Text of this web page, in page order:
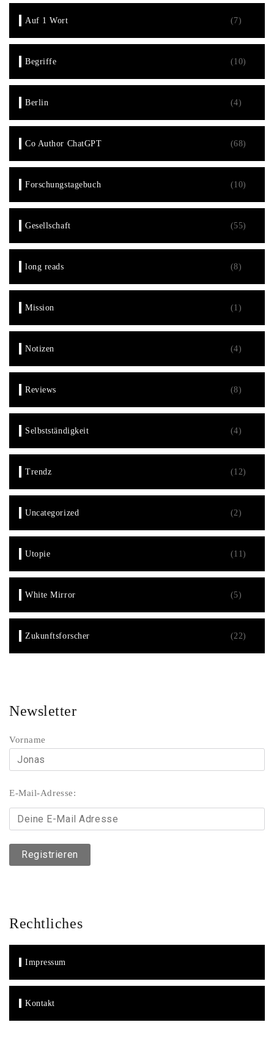
Auf 1 Wort (7)
Begriffe (10)
Berlin (4)
Co Author ChatGPT (68)
Forschungstagebuch (10)
Gesellschaft (55)
long reads (8)
Mission (1)
Notizen (4)
Reviews (8)
Selbstständigkeit (4)
Trendz (12)
Uncategorized (2)
Utopie (11)
White Mirror (5)
Zukunftsforscher (22)
Newsletter
Vorname
E-Mail-Adresse:
Rechtliches
Impressum
Kontakt